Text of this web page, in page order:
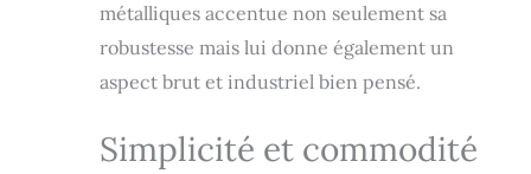
salon ou comme
table basse pour le
salon. Pratique
dans une édition
construction solide
métalliques accentue non seulement sa
robustesse mais lui donne également un
aspect brut et industriel bien pensé.
Simplicité et commodité